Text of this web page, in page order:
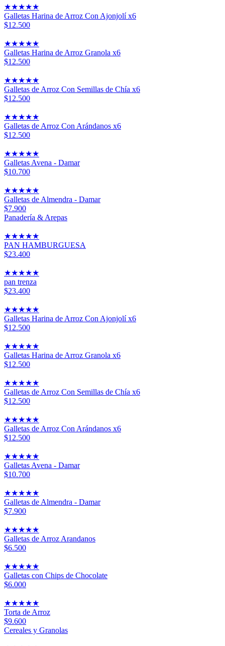
★★★★★
Galletas Harina de Arroz Con Ajonjolí x6
$12.500
★★★★★
Galletas Harina de Arroz Granola x6
$12.500
★★★★★
Galletas de Arroz Con Semillas de Chía x6
$12.500
★★★★★
Galletas de Arroz Con Arándanos x6
$12.500
★★★★★
Galletas Avena - Damar
$10.700
★★★★★
Galletas de Almendra - Damar
$7.900
Panadería & Arepas
★★★★★
PAN HAMBURGUESA
$23.400
★★★★★
pan trenza
$23.400
★★★★★
Galletas Harina de Arroz Con Ajonjolí x6
$12.500
★★★★★
Galletas Harina de Arroz Granola x6
$12.500
★★★★★
Galletas de Arroz Con Semillas de Chía x6
$12.500
★★★★★
Galletas de Arroz Con Arándanos x6
$12.500
★★★★★
Galletas Avena - Damar
$10.700
★★★★★
Galletas de Almendra - Damar
$7.900
★★★★★
Galletas de Arroz Arandanos
$6.500
★★★★★
Galletas con Chips de Chocolate
$6.000
★★★★★
Torta de Arroz
$9.600
Cereales y Granolas